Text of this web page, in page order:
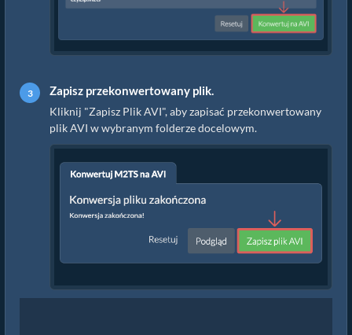
Zapisz przekonwertowany plik.
Kliknij "Zapisz Plik AVI", aby zapisać przekonwertowany
plik AVI w wybranym folderze docelowym.